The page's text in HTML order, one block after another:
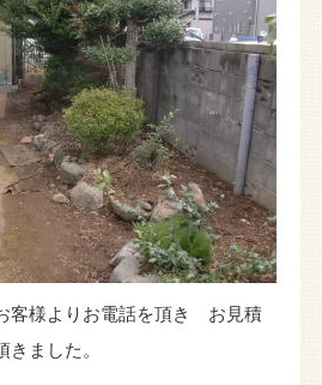
客様よりお電話を頂き お見積
ました。